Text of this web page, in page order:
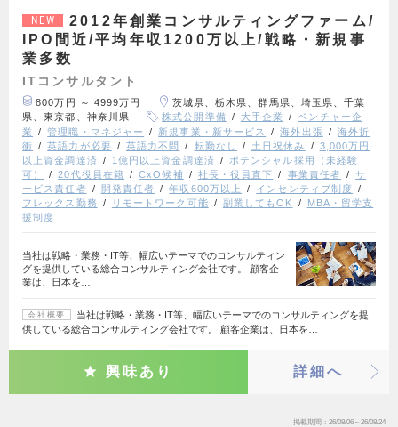
NEW
2012年創業コンサルティングファーム/
IPO間近/平均年収1200万以上/戦略・新規事
業多数
ITコンサルタント
800万円 ～ 4999万円
茨城県、栃木県、群馬県、埼玉県、千葉
県、東京都、神奈川県
株式公開準備 大手企業
ベンチャー企
業
管理職・マネジャー 新規事業・新サービス 海外出張
海外折
衝
英語力が必要 英語力不問 転勤なし 土日祝休み
3,000万円
以上資金調達済
1億円以上資金調達済
ポテンシャル採用（未経験
可）
20代役員在籍 CxO候補 社長・役員直下 事業責任者
サ
ービス責任者
開発責任者 年収600万以上
インセンティブ制度
フレックス勤務
リモートワーク可能 副業してもOK
MBA・留学支
援制度
当社は戦略・業務・IT等、幅広いテーマでのコンサルティン
グを提供している総合コンサルティング会社です。 顧客企
業は、日本を…
会社概要
当社は戦略・業務・IT等、幅広いテーマでのコンサルティングを提
供している総合コンサルティング会社です。 顧客企業は、日本を…
興味あり 詳細へ
掲載期間 26/08/06～26/08/24